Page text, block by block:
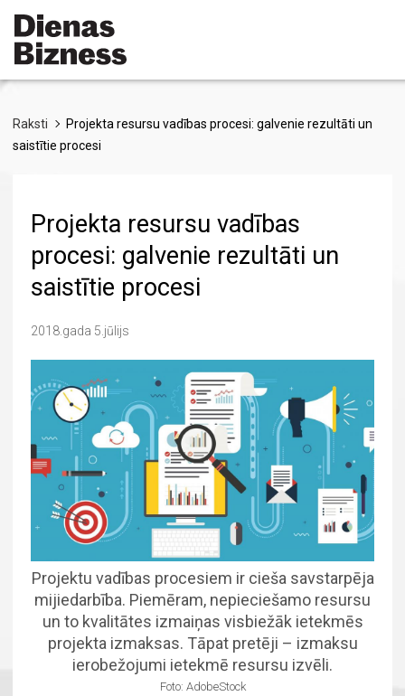
Pārlekt
uz
galveno
saturu
Raksti
Projekta resursu vadības procesi: galvenie rezultāti un
saistītie procesi
Projekta resursu vadības
procesi: galvenie rezultāti un
saistītie procesi
2018.gada 5.jūlijs
Projektu vadības procesiem ir cieša savstarpēja
mijiedarbība. Piemēram, nepieciešamo resursu
un to kvalitātes izmaiņas visbiežāk ietekmēs
projekta izmaksas. Tāpat pretēji – izmaksu
ierobežojumi ietekmē resursu izvēli.
Foto: AdobeStock